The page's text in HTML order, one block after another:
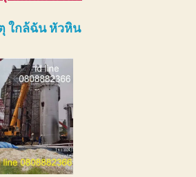
ใกล้ฉัน หัวหิน